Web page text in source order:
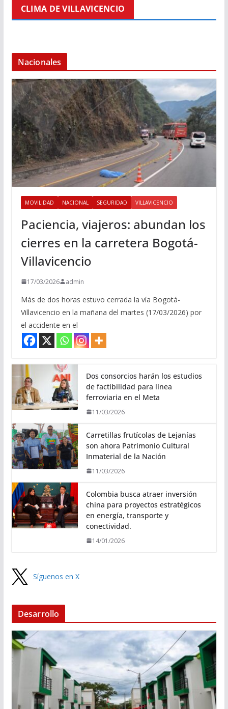
CLIMA DE VILLAVICENCIO
Nacionales
MOVILIDAD NACIONAL SEGURIDAD VILLAVICENCIO
Paciencia, viajeros: abundan los
cierres en la carretera Bogotá-
Villavicencio
17/03/2026 admin
Más de dos horas estuvo cerrada la vía Bogotá-
Villavicencio en la mañana del martes (17/03/2026) por
el accidente en el
Dos consorcios harán los estudios
de factibilidad para línea
ferroviaria en el Meta
11/03/2026
Carretillas frutícolas de Lejanías
son ahora Patrimonio Cultural
Inmaterial de la Nación
11/03/2026
Colombia busca atraer inversión
china para proyectos estratégicos
en energía, transporte y
conectividad.
14/01/2026
Síguenos en X
Desarrollo